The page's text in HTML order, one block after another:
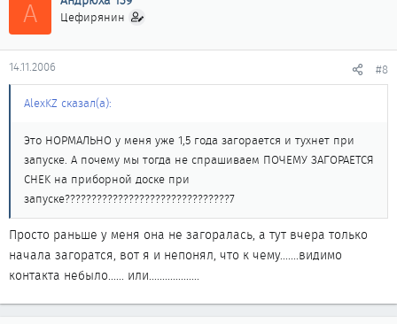
А Цефирянин
14.11.2006 #8
AlexKZ сказал(а):
Это НОРМАЛЬНО у меня уже 1,5 года загорается и тухнет при
запуске. А почему мы тогда не спрашиваем ПОЧЕМУ ЗАГОРАЕТСЯ
CHEK на приборной доске при
запуске???????????????????????????????7
Просто раньше у меня она не загоралась, а тут вчера только
начала загоратся, вот я и непонял, что к чему.......видимо
контакта небыло...... или...................